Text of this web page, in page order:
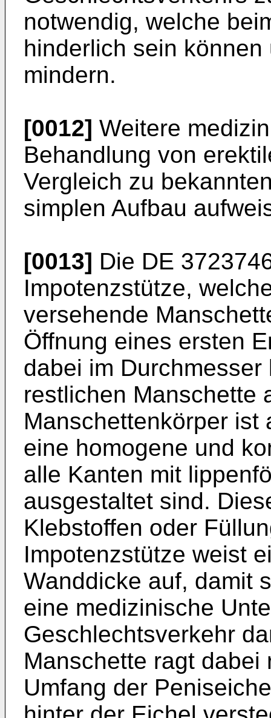
notwendig, welche
hinderlich sein
mindern.
[0012] Weitere
Behandlung von
Vergleich zu
simplen Aufbau
[0013] Die DE
Impotenzstütze,
versehende
Öffnung eines ersten
dabei im
restlichen Manschette
Manschettenkörper ist
eine homogene und
alle Kanten mit
ausgestaltet sind.
Klebstoffen oder
Impotenzstütze weist
Wanddicke auf, damit
eine medizinische
Geschlechtsverkehr
Manschette ragt
Umfang der